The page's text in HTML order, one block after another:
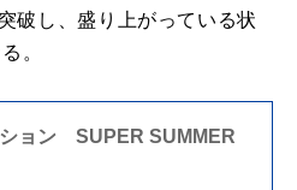
破し、盛り上がっている状
。
ョン SUPER SUMMER